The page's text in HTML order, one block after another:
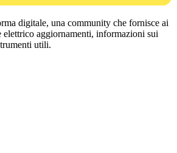
digitale, una community che fornisce ai
elettrico aggiornamenti, informazioni sui
utili.